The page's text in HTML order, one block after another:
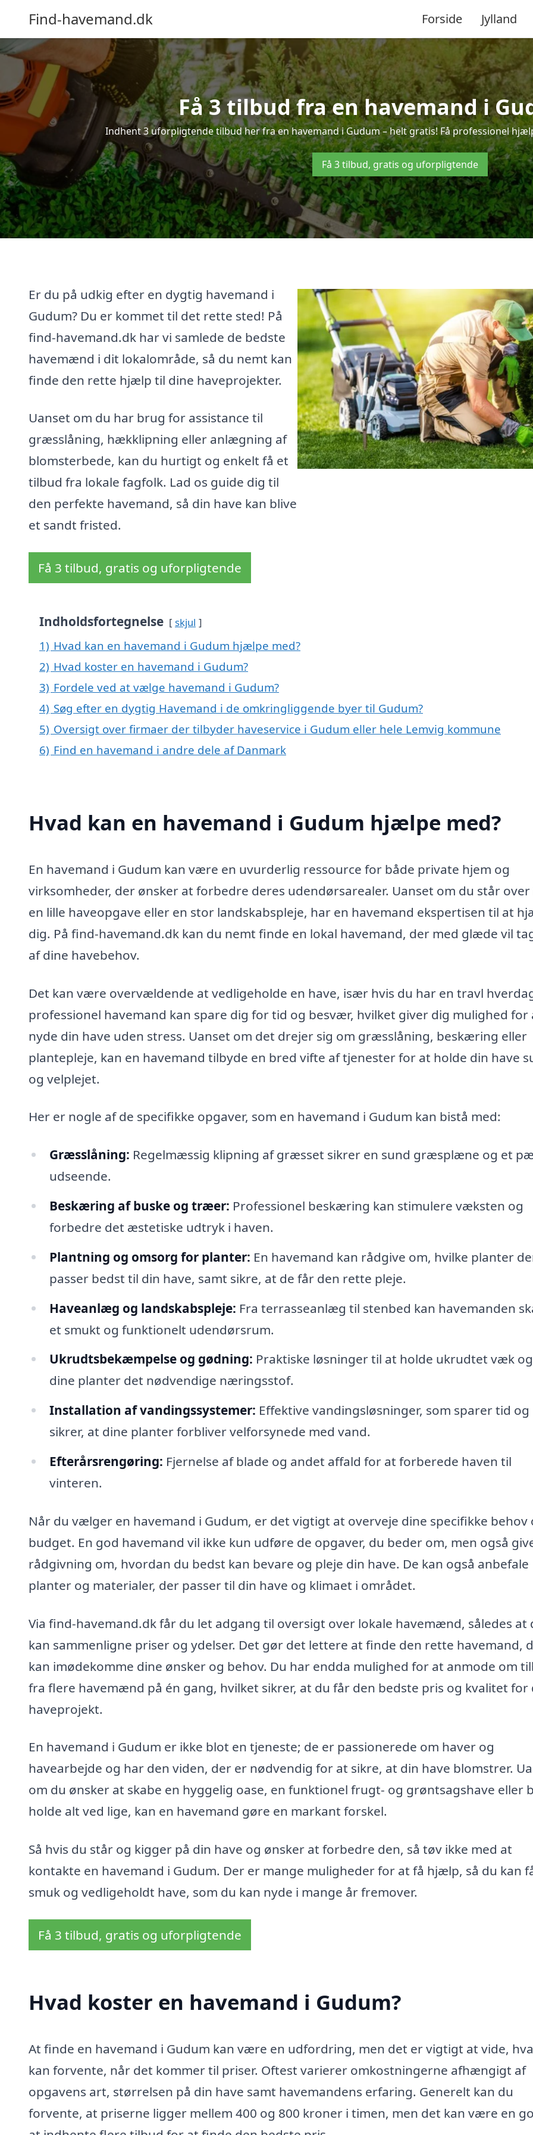
Find-havemand.dk Forside Jylland
Få 3 tilbud fra en havemand i
Indhent 3 uforpligtende tilbud her fra en havemand i Gudum – helt gratis! Få professionel
Få 3 tilbud, gratis og uforpligtende
Er du på udkig efter en dygtig havemand i
Gudum? Du er kommet til det rette sted! På
find-havemand.dk har vi samlede de bedste
havemænd i dit lokalområde, så du nemt kan
finde den rette hjælp til dine haveprojekter.
Uanset om du har brug for assistance til
græsslåning, hækklipning eller anlægning af
blomsterbede, kan du hurtigt og enkelt få et
tilbud fra lokale fagfolk. Lad os guide dig til
den perfekte havemand, så din have kan blive
et sandt fristed.
Få 3 tilbud, gratis og uforpligtende
Indholdsfortegnelse skjul
1) Hvad kan en havemand i Gudum hjælpe med?
2) Hvad koster en havemand i Gudum?
3) Fordele ved at vælge havemand i Gudum?
4) Søg efter en dygtig Havemand i de omkringliggende byer til Gudum?
5) Oversigt over firmaer der tilbyder haveservice i Gudum eller hele Lemvig kommune
6) Find en havemand i andre dele af Danmark
Hvad kan en havemand i Gudum hjælpe med?
En havemand i Gudum kan være en uvurderlig ressource for både private hjem og
virksomheder, der ønsker at forbedre deres udendørsarealer. Uanset om du står
en lille haveopgave eller en stor landskabspleje, har en havemand ekspertisen til at
dig. På find-havemand.dk kan du nemt finde en lokal havemand, der med glæde vil
af dine havebehov.
Det kan være overvældende at vedligeholde en have, især hvis du har en travl
professionel havemand kan spare dig for tid og besvær, hvilket giver dig mulighed for
nyde din have uden stress. Uanset om det drejer sig om græsslåning, beskæring eller
plantepleje, kan en havemand tilbyde en bred vifte af tjenester for at holde din have
og velplejet.
Her er nogle af de specifikke opgaver, som en havemand i Gudum kan bistå med:
Græsslåning: Regelmæssig klipning af græsset sikrer en sund græsplæne og et
udseende.
Beskæring af buske og træer: Professionel beskæring kan stimulere væksten og
forbedre det æstetiske udtryk i haven.
Plantning og omsorg for planter: En havemand kan rådgive om, hvilke planter
passer bedst til din have, samt sikre, at de får den rette pleje.
Haveanlæg og landskabspleje: Fra terrasseanlæg til stenbed kan havemanden
et smukt og funktionelt udendørsrum.
Ukrudtsbekæmpelse og gødning: Praktiske løsninger til at holde ukrudtet væk
dine planter det nødvendige næringsstof.
Installation af vandingssystemer: Effektive vandingsløsninger, som sparer tid og
sikrer, at dine planter forbliver velforsynede med vand.
Efterårsrengøring: Fjernelse af blade og andet affald for at forberede haven til
vinteren.
Når du vælger en havemand i Gudum, er det vigtigt at overveje dine specifikke behov
budget. En god havemand vil ikke kun udføre de opgaver, du beder om, men også
rådgivning om, hvordan du bedst kan bevare og pleje din have. De kan også anbefale
planter og materialer, der passer til din have og klimaet i området.
Via find-havemand.dk får du let adgang til oversigt over lokale havemænd, således at
kan sammenligne priser og ydelser. Det gør det lettere at finde den rette havemand,
kan imødekomme dine ønsker og behov. Du har endda mulighed for at anmode om
fra flere havemænd på én gang, hvilket sikrer, at du får den bedste pris og kvalitet for
haveprojekt.
En havemand i Gudum er ikke blot en tjeneste; de er passionerede om haver og
havearbejde og har den viden, der er nødvendig for at sikre, at din have blomstrer.
om du ønsker at skabe en hyggelig oase, en funktionel frugt- og grøntsagshave eller
holde alt ved lige, kan en havemand gøre en markant forskel.
Så hvis du står og kigger på din have og ønsker at forbedre den, så tøv ikke med at
kontakte en havemand i Gudum. Der er mange muligheder for at få hjælp, så du kan
smuk og vedligeholdt have, som du kan nyde i mange år fremover.
Få 3 tilbud, gratis og uforpligtende
Hvad koster en havemand i Gudum?
At finde en havemand i Gudum kan være en udfordring, men det er vigtigt at vide,
kan forvente, når det kommer til priser. Oftest varierer omkostningerne afhængigt af
opgavens art, størrelsen på din have samt havemandens erfaring. Generelt kan du
forvente, at priserne ligger mellem 400 og 800 kroner i timen, men det kan være en